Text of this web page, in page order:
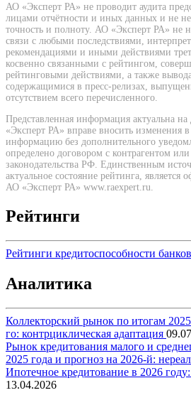
АО «Эксперт РА» не проводит аудита
лицами отчётности и иных данных и не
точность и полноту. АО «Эксперт РА» не
связи с любыми последствиями,
рекомендациями и иными действиями
косвенно связанными с рейтингом,
рейтинговыми действиями, а также
содержащимися в пресс-релизах,
отсутствием всего перечисленного.
Представленная информация актуальна
«Эксперт РА» вправе вносить изменения
информацию без дополнительного
определено договором с контрагентом
законодательства РФ. Единственным
актуальное состояние рейтинга, является
АО «Эксперт РА» www.raexpert.ru.
Рейтинги
Рейтинги кредитоспособности банков
Аналитика
Коллекторский рынок по итогам
го: контрциклическая адаптация
Рынок кредитования малого и
2025 года и прогноз на 2026-й:
Ипотечное кредитование в 2026
13.04.2026